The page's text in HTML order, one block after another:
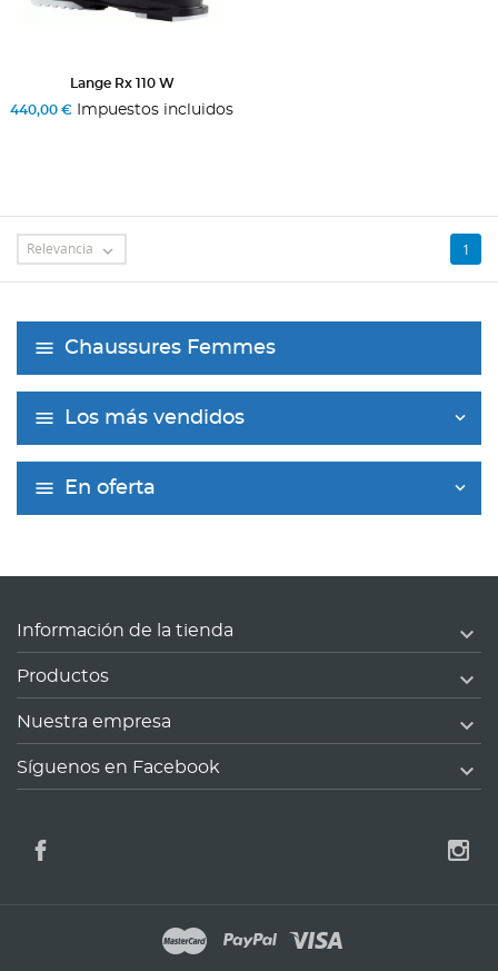
Chaussures Femmes
Los más vendidos
En oferta
Lange Rx 110 W
440,00 € Impuestos incluidos
Relevancia  1
Información de la tienda 
Productos 
Nuestra empresa 
Síguenos en Facebook 